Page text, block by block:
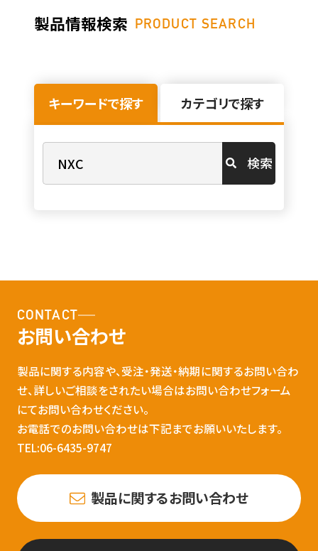
製品情報検索 PRODUCT SEARCH
キーワードで探す カテゴリで探す
検索
CONTACT
お問い合わせ
製品に関する内容や、受注・発送・納期に関するお問い合わ
せ、詳しいご相談をされたい場合はお問い合わせフォーム
にてお問い合わせください。
お電話でのお問い合わせは下記までお願いいたします。
TEL:06-6435-9747
製品に関するお問い合わせ